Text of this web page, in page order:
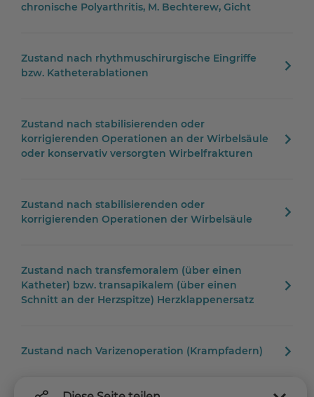
chronische Polyarthritis, M. Bechterew, Gicht
Zustand nach rhythmuschirurgische Eingriffe
bzw. Katheterablationen
Zustand nach stabilisierenden oder
korrigierenden Operationen an der Wirbelsäule
oder konservativ versorgten Wirbelfrakturen
Zustand nach stabilisierenden oder
korrigierenden Operationen der Wirbelsäule
Zustand nach transfemoralem (über einen
Katheter) bzw. transapikalem (über einen
Schnitt an der Herzspitze) Herzklappenersatz
Zustand nach Varizenoperation (Krampfadern)